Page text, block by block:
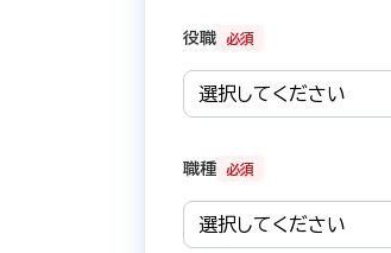
必須
役職
必須
職種